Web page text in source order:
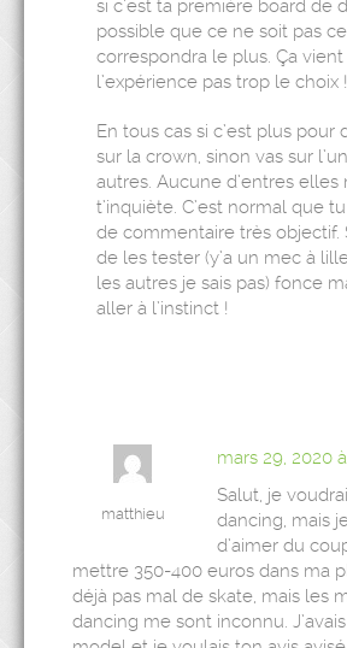
si c’est ta première board de
possible que ce ne soit pas
correspondra le plus. Ça
l’expérience pas trop le choix !
En tous cas si c’est plus pour
sur la crown, sinon vas sur
autres. Aucune d’entres elles
t’inquiète. C’est normal que
de commentaire très objectif.
de les tester (y’a un mec à
les autres je sais pas) fonce
aller à l’instinct !
matthieu
mars 29, 2020
Salut, je
dancing, mais
d’aimer du
mettre 350-400 euros dans ma
déjà pas mal de skate, mais les
dancing me sont inconnu.